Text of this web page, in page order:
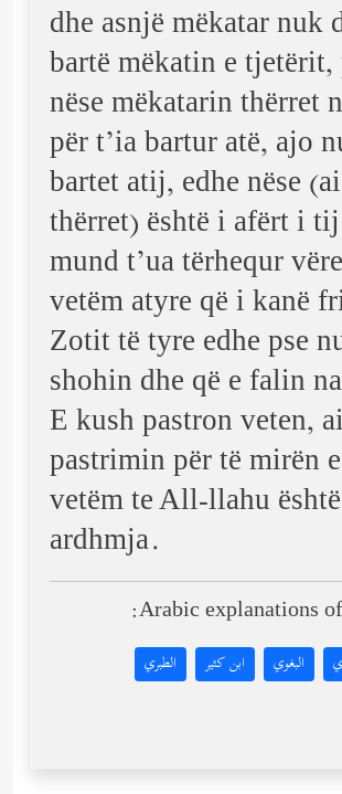
dhe asnjë mëkatar nuk
bartë mëkatin e tjetërit,
nëse mëkatarin thërret
për t’ia bartur atë, ajo
bartet atij, edhe nëse
thërret) është i afërt i
mund t’ua tërhequr
vetëm atyre që i kanë
Zotit të tyre edhe pse
shohin dhe që e falin
E kush pastron veten,
pastrimin për të mirën
vetëm te All-llahu
ardhmja.
Arabic explanations
البغوي ابن كثير الطبري